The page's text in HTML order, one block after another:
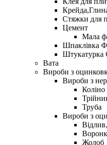
Стяжки для
Цемент
Мала
Шпаклівка
Штукатурка
Вата
Вироби з
Вироби з
Коліно
Труба
Вироби з
Жолоб